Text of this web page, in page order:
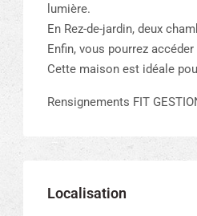
lumière.
En Rez-de-jardin, deux
Enfin, vous pourrez
Cette maison est idéale
Rensignements FIT
Localisation